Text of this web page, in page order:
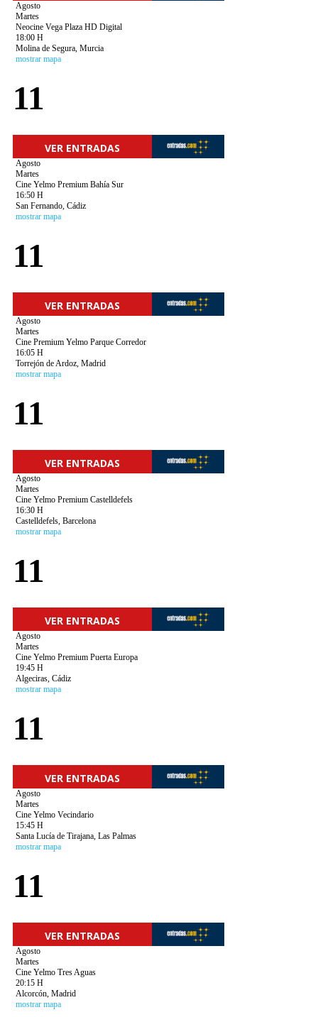
Agosto
Martes
Neocine Vega Plaza HD Digital
18:00 H
Molina de Segura, Murcia
mostrar mapa
11
VER ENTRADAS
Agosto
Martes
Cine Yelmo Premium Bahía Sur
16:50 H
San Fernando, Cádiz
mostrar mapa
11
VER ENTRADAS
Agosto
Martes
Cine Premium Yelmo Parque Corredor
16:05 H
Torrejón de Ardoz, Madrid
mostrar mapa
11
VER ENTRADAS
Agosto
Martes
Cine Yelmo Premium Castelldefels
16:30 H
Castelldefels, Barcelona
mostrar mapa
11
VER ENTRADAS
Agosto
Martes
Cine Yelmo Premium Puerta Europa
19:45 H
Algeciras, Cádiz
mostrar mapa
11
VER ENTRADAS
Agosto
Martes
Cine Yelmo Vecindario
15:45 H
Santa Lucía de Tirajana, Las Palmas
mostrar mapa
11
VER ENTRADAS
Agosto
Martes
Cine Yelmo Tres Aguas
20:15 H
Alcorcón, Madrid
mostrar mapa